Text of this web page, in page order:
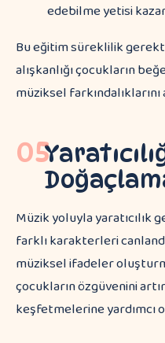
edebilme yetisi
Bu eğitim süreklilik
alışkanlığı çocukların
müziksel farkındalıklarını
05
Müzik yoluyla yaratıcılık
farklı karakterleri
müziksel ifadeler
çocukların özgüvenini
keşfetmelerine yardımcı